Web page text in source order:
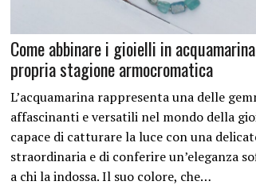
Come abbinare i gioielli in
propria stagione armocromatica
L’acquamarina rappresenta una delle
affascinanti e versatili nel mondo della
capace di catturare la luce con una
straordinaria e di conferire un’eleganza
a chi la indossa. Il suo colore, che…